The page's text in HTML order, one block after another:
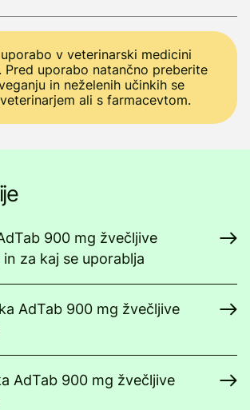
v veterinarski medicini
Pred uporabo natančno preberite
in neželenih učinkih se
ali s farmacevtom.
900 mg žvečljive
za kaj se uporablja